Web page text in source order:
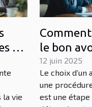
du
la vie
le bon
votre
de
12 juin 2025
Le choix d’un
une
est une étape